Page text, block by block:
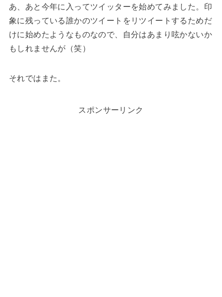
あ、あと今年に入ってツイッターを始めてみました。印
象に残っている誰かのツイートをリツイートするためだ
けに始めたようなものなので、自分はあまり呟かないか
もしれませんが（笑）
それではまた。
スポンサーリンク